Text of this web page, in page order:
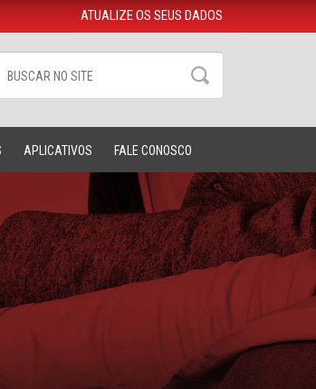
ATUALIZE OS SEUS DADOS
APLICATIVOS FALE CONOSCO